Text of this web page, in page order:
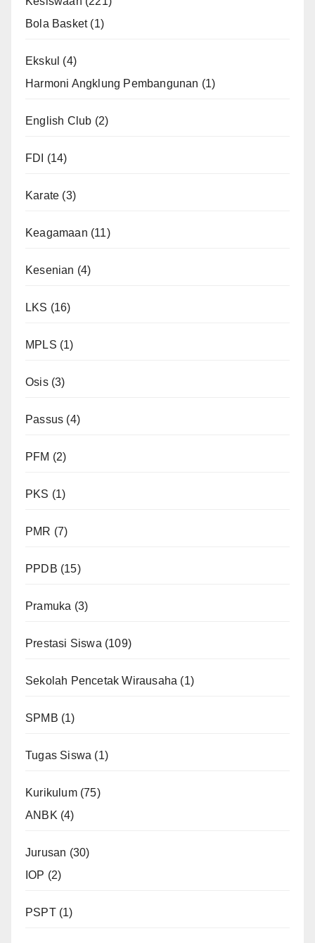
Bola Basket(1)
Ekskul (4)
Harmoni Angklung Pembangunan (1)
English Club (2)
FDI (14)
Karate (3)
Keagamaan (11)
Kesenian (4)
LKS (16)
MPLS (1)
Osis(3)
Passus (4)
PFM (2)
PKS (1)
PMR (7)
PPDB (15)
Pramuka (3)
Prestasi Siswa (109)
Sekolah Pencetak Wirausaha (1)
SPMB (1)
Tugas Siswa (1)
Kurikulum(75)
ANBK (4)
Jurusan (30)
IOP (2)
PSPT(1)